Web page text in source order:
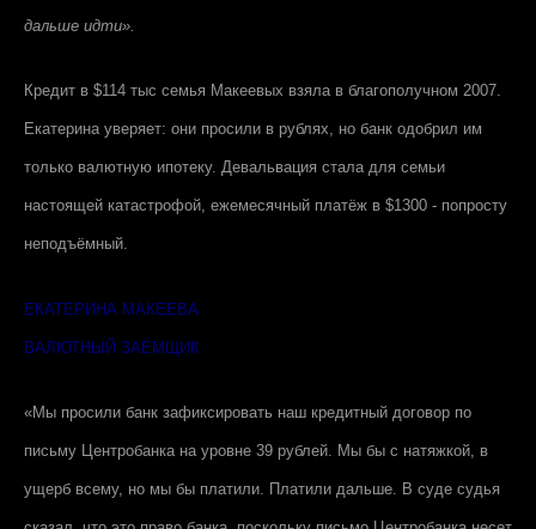
дальше идти».
Кредит в $114 тыс семья Макеевых взяла в благополучном 2007.
Екатерина уверяет: они просили в рублях, но банк одобрил им
только валютную ипотеку. Девальвация стала для семьи
настоящей катастрофой, ежемесячный платёж в $1300 - попросту
неподъёмный.
ЕКАТЕРИНА МАКЕЕВА
ВАЛЮТНЫЙ ЗАЁМЩИК
«Мы просили банк зафиксировать наш кредитный договор по
письму Центробанка на уровне 39 рублей. Мы бы с натяжкой, в
ущерб всему, но мы бы платили. Платили дальше. В суде судья